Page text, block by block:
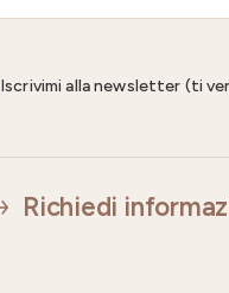
Iscrivimi alla newsletter (ti
Richiedi